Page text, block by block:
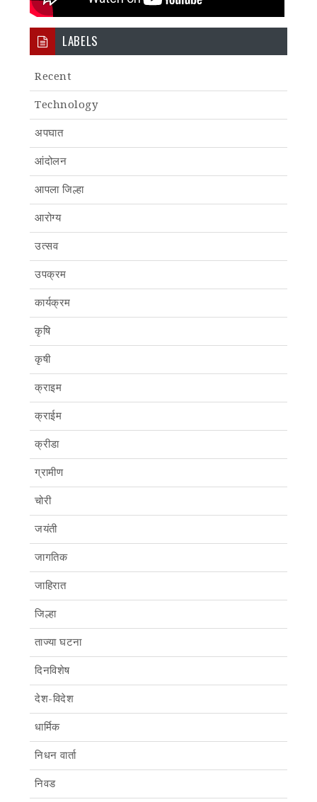
LABELS
Recent
Technology
अपघात
आंदोलन
आपला जिल्हा
आरोग्य
उत्सव
उपक्रम
कार्यक्रम
कृषि
कृषी
क्राइम
क्राईम
क्रीडा
ग्रामीण
चोरी
जयंती
जागतिक
जाहिरात
जिल्हा
ताज्या घटना
दिनविशेष
देश-विदेश
धार्मिक
निधन वार्ता
निवड